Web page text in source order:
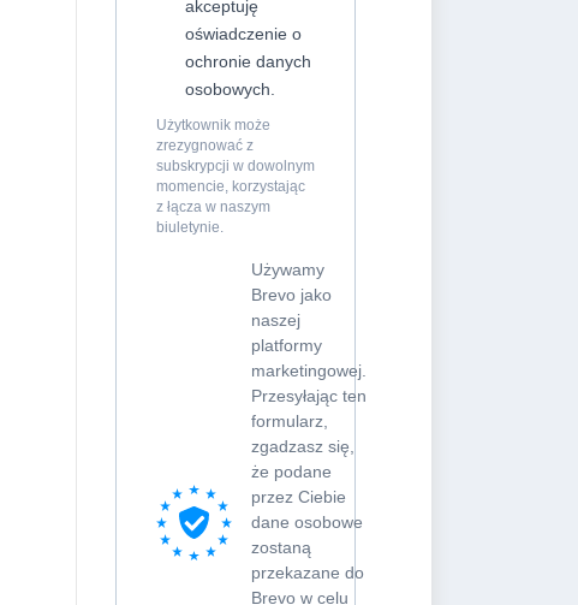
akceptuję
oświadczenie o
ochronie danych
osobowych.
Użytkownik może
zrezygnować z
subskrypcji w dowolnym
momencie, korzystając
z łącza w naszym
biuletynie.
Używamy
Brevo jako
naszej
platformy
marketingowej.
Przesyłając ten
formularz,
zgadzasz się,
że podane
przez Ciebie
dane osobowe
zostaną
przekazane do
Brevo w celu